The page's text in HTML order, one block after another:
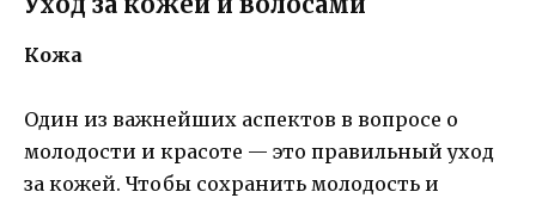
Кожа
Один из важнейших аспектов в вопросе о
молодости и красоте — это правильный уход
за кожей. Чтобы сохранить молодость и